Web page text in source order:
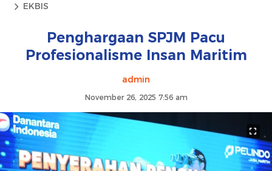
EKBIS
Penghargaan SPJM Pacu
Profesionalisme Insan Maritim
admin
November 26, 2025 7:56 am